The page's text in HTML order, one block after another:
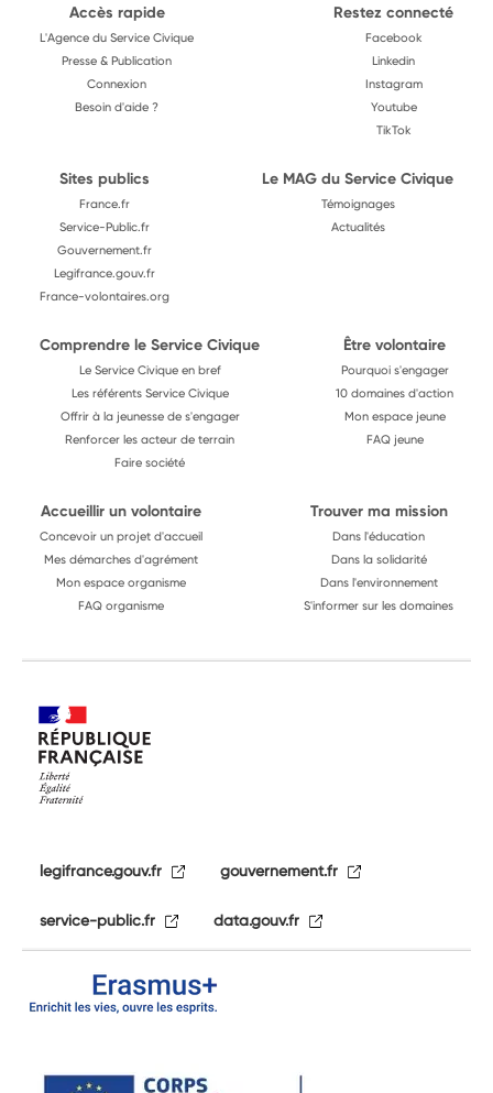
Accès rapide
L'Agence du Service Civique
Presse & Publication
Connexion
Besoin d'aide ?
Restez connecté
Facebook
Linkedin
Instagram
Youtube
TikTok
Sites publics
France.fr
Service-Public.fr
Gouvernement.fr
Legifrance.gouv.fr
France-volontaires.org
Le MAG du Service Civique
Témoignages
Actualités
Comprendre le Service Civique
Le Service Civique en bref
Les référents Service Civique
Offrir à la jeunesse de s'engager
Renforcer les acteur de terrain
Faire société
Être volontaire
Pourquoi s'engager
10 domaines d'action
Mon espace jeune
FAQ jeune
Accueillir un volontaire
Concevoir un projet d'accueil
Mes démarches d'agrément
Mon espace organisme
FAQ organisme
Trouver ma mission
Dans l'éducation
Dans la solidarité
Dans l'environnement
S'informer sur les domaines
legifrance.gouv.fr gouvernement.fr
service-public.fr data.gouv.fr